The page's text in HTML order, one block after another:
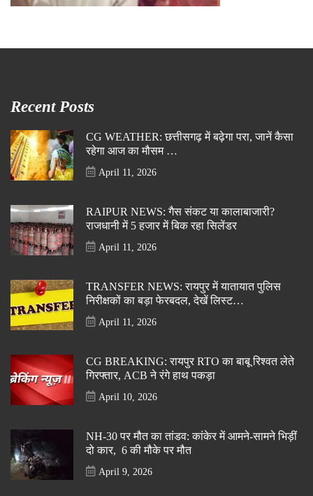
Recent Posts
CG WEATHER: छत्तीसगढ़ में बढ़ेगा परा, जानें कैसा
रहेगा आज का मौसम …
April 11, 2026
RAIPUR NEWS: गैस संकट या कालाबाजारी?
राजधानी में 5 हजार में बिक रहा सिलेंडर
April 11, 2026
TRANSFER NEWS: रायपुर में यातायात पुलिस
निरीक्षकों का बड़ा फेरबदल, देखें लिस्ट…
April 11, 2026
CG BREAKING: रायपुर RTO का बाबू रिश्वत लेते
गिरफ्तार, ACB ने रंगे हाथ पकड़ा
April 10, 2026
NH-30 पर मौत का तांडव: कांकेर में आमने-सामने भिड़ीं
दो कार, 6 की मौके पर मौत
April 9, 2026